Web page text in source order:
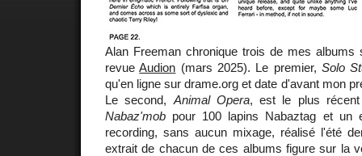
Alan Freeman chronique trois de mes
revueAudion (mars 2025). Le premier,Solo
qu'en ligne sur drame.org et date d'avant mon
Le second, Animal Opera, est le plus
Nabaz'mob pour 100 lapins Nabaztag et un
recording, sans aucun mixage, réalisé l'été
extrait de chacun de ces albums figure sur la